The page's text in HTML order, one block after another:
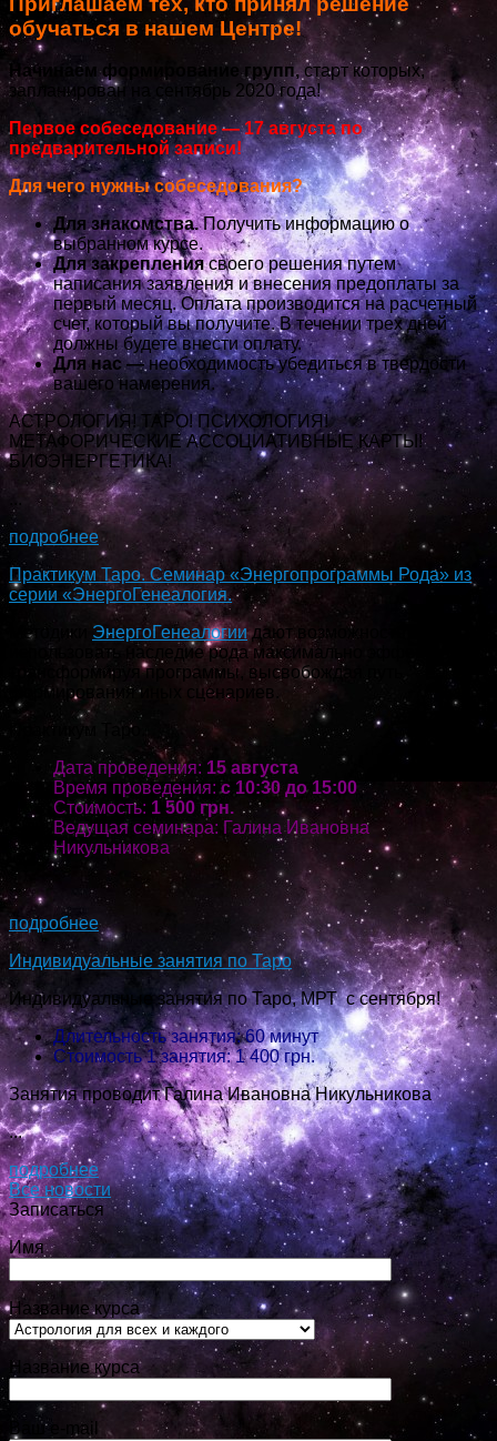
обучаться в нашем Центре!
Начинаем формирование групп,старт которых,
запланирован на сентябрь 2020 года!
Первое собеседование — 17 августа по
предварительной записи!
Для чего нужны собеседования?
Для знакомства.Получить информацию о
выбранном курсе.
Для закреплениясвоего решения путем
написания заявления и внесения предоплаты за
первый месяц. Оплата производится на расчетный
счет, который вы получите. В течении трех дней
должны будете внести оплату.
Для нас —необходимость убедиться в твердости
вашего намерения.
АСТРОЛОГИЯ! ТАРО! ПСИХОЛОГИЯ!
МЕТАФОРИЧЕСКИЕ АССОЦИАТИВНЫЕ КАРТЫ!
БИОЭНЕРГЕТИКА!
...
подробнее
Практикум Таро. Семинар «Энергопрограммы Рода» из
серии «ЭнергоГенеалогия.
Методики ЭнергоГенеалогиидают возможность
использовать наследие рода максимально эффективно,
трансформируя программы, высвобождая путь
формирования иных сценариев.
Практикум Таро.
Дата проведения: 15 августа
Время проведения:с 10:30 до 15:00
Стоимость: 1 500 грн.
Ведущая семинара: Галина Ивановна
Никульникова
...
подробнее
Индивидуальные занятия по Таро
Индивидуальные занятия по Таро, МРТ с сентября!
Длительность занятия: 60 минут
Стоимость 1 занятия: 1 400 грн.
Занятия проводит Галина Ивановна Никульникова
...
подробнее
Все новости
Записаться
Имя
Название курса
Название курса
Ваш e-mail